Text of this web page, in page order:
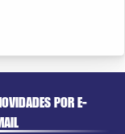
POR E-